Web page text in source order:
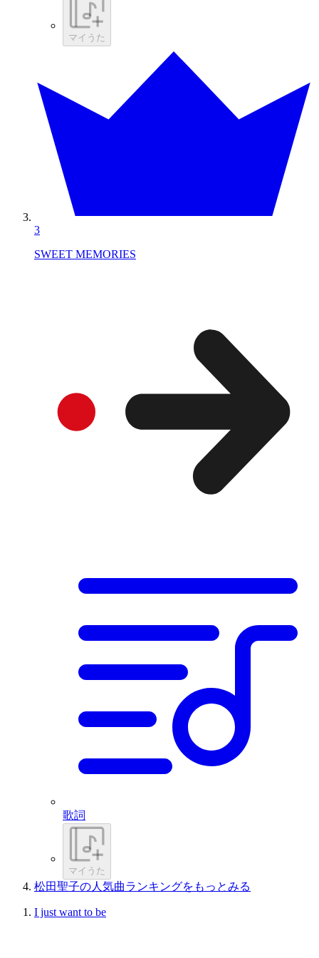
マイうた
3
SWEET MEMORIES
歌詞
マイうた
松田聖子の人気曲ランキングをもっとみる
I just want to be